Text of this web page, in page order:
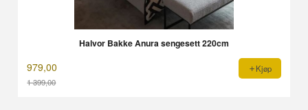
Halvor Bakke Anura sengesett 220cm
979,00
1 399,00
Kjøp